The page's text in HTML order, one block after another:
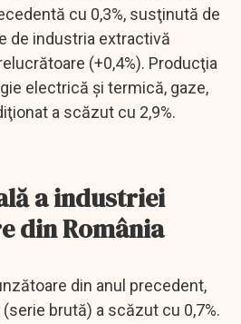
cu 0,3%, susţinută de
de industria extractivă
(+0,4%). Producţia
electrică şi termică, gaze,
a scăzut cu 2,9%.
a industriei
din România
din anul precedent,
brută) a scăzut cu 0,7%.